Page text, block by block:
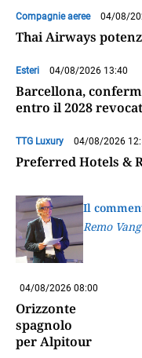
Compagnie aeree 04/08/
Thai Airways
Esteri 04/08/2026 13:40
Barcellona,
entro il 2028
TTG Luxury 04/08/2026
Preferred Hotels &
Il
Remo
04/08/2026 08:00
Orizzonte
spagnolo
per Alpitour